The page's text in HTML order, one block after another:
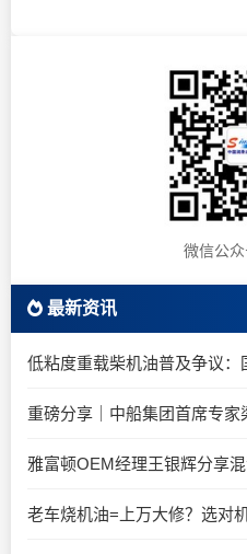
微信公
最新资讯
重磅分享｜中船集团首席专
老车烧机油=上万大修？选对